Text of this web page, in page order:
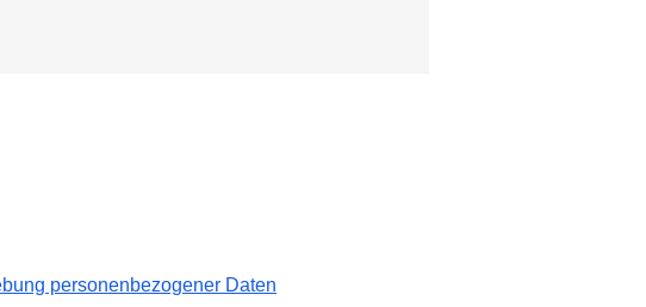
personenbezogener Daten